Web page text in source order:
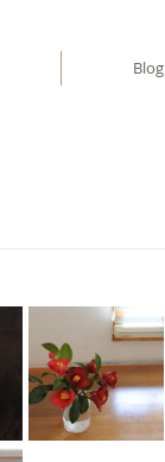
Blog